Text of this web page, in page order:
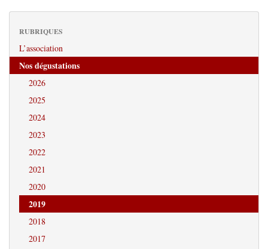
RUBRIQUES
L’association
Nos dégustations
2026
2025
2024
2023
2022
2021
2020
2019
2018
2017